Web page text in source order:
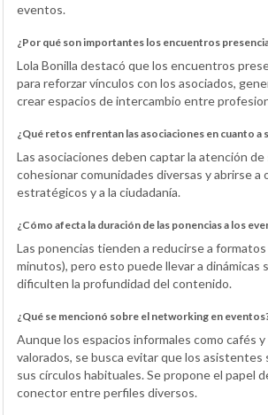
eventos.
¿Por qué son importantes los encuentros
Lola Bonilla destacó que los encuentros
para reforzar vínculos con los asociados,
crear espacios de intercambio entre
¿Qué retos enfrentan las asociaciones en cuanto a
Las asociaciones deben captar la atención de
cohesionar comunidades diversas y abrirse a
estratégicos y a la ciudadanía.
¿Cómo afecta la duración de las ponencias a los
Las ponencias tienden a reducirse a
minutos), pero esto puede llevar a dinámicas
dificulten la profundidad del contenido.
¿Qué se mencionó sobre el networking en
Aunque los espacios informales como cafés
valorados, se busca evitar que los
sus círculos habituales. Se propone el papel
conector entre perfiles diversos.